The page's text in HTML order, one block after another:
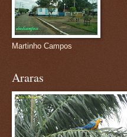
Martinho Campos
Araras